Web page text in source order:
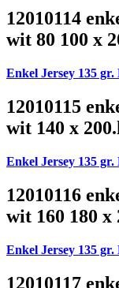
12010114
wit 80 100 x
Enkel Jersey 135 gr.
12010115
wit 140 x
Enkel Jersey 135 gr.
12010116
wit 160 180 x
Enkel Jersey 135 gr.
12010117